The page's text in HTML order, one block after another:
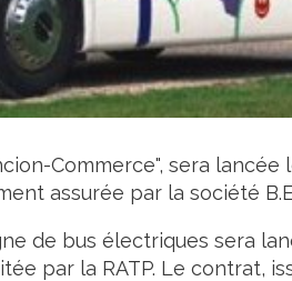
Commerce", sera lancée
assurée par la société
de bus électriques sera
par la RATP. Le contrat,